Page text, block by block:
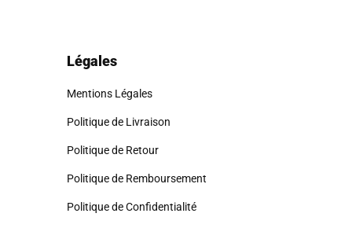
Légales
Mentions Légales
Politique de Livraison
Politique de Retour
Politique de Remboursement
Politique de Confidentialité